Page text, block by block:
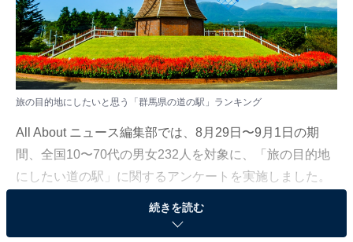
旅の目的地にしたいと思う「群馬県の道の駅」ランキング
All About ニュース編集部では、8月29日〜9月1日の期
間、全国10〜70代の男女232人を対象に、「旅の目的地
にしたい道の駅」に関するアンケートを実施しました。
その中から、「群馬県の道の駅」ランキングの結果をご
続きを読む